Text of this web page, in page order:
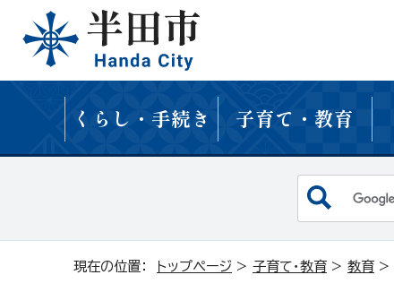
くらし・手続き 子育て・教育
現在の位置： トップページ > 子育て・教育 > 教育 >